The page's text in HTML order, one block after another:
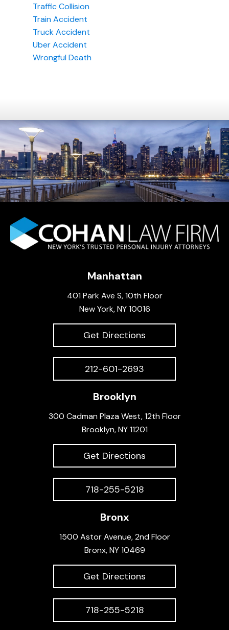
Traffic Collision
Train Accident
Truck Accident
Uber Accident
Wrongful Death
Manhattan
401 Park Ave S, 10th Floor
New York, NY 10016
Get Directions
212-601-2693
Brooklyn
300 Cadman Plaza West, 12th Floor
Brooklyn, NY 11201
Get Directions
718-255-5218
Bronx
1500 Astor Avenue, 2nd Floor
Bronx, NY 10469
Get Directions
718-255-5218